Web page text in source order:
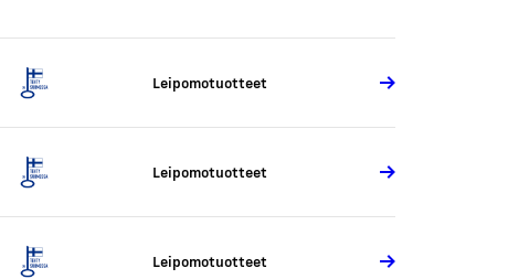
Leipomotuotteet
Leipomotuotteet
Leipomotuotteet